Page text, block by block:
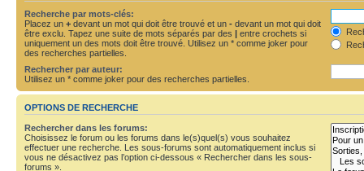
Recherche par mots-clés:
Placez un + devant un mot qui doit être trouvé et un - devant un mot qui doit
être exclu. Tapez une suite de mots séparés par des | entre crochets si
uniquement un des mots doit être trouvé. Utilisez un * comme joker pour
des recherches partielles.
Rechercher par auteur:
Utilisez un * comme joker pour des recherches partielles.
OPTIONS DE RECHERCHE
Rechercher dans les forums:
Choisissez le forum ou les forums dans le(s)quel(s) vous souhaitez
effectuer une recherche. Les sous-forums sont automatiquement inclus si
vous ne désactivez pas l’option ci-dessous « Rechercher dans les sous-
forums ».